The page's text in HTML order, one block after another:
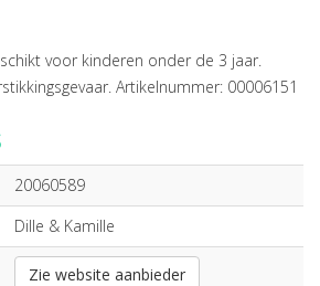
voor kinderen onder de 3 jaar.
Artikelnummer: 00006151
20060589
Dille & Kamille
Zie website aanbieder